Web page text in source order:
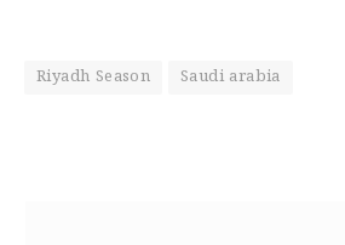
Riyadh Season Saudi arabia